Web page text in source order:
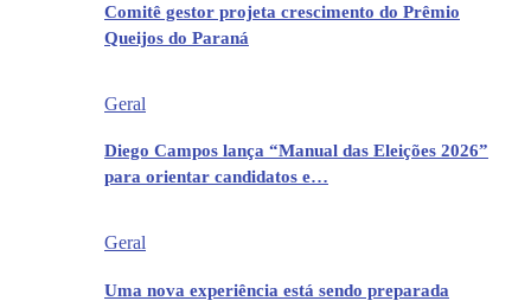
Comitê gestor projeta crescimento do Prêmio
Queijos do Paraná
Geral
Diego Campos lança “Manual das Eleições 2026”
para orientar candidatos e…
Geral
Uma nova experiência está sendo preparada